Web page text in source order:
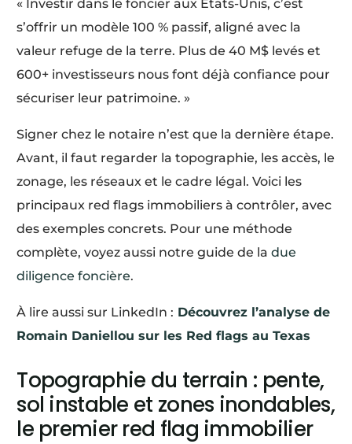
« Investir dans le foncier aux États-Unis, c’est
s’offrir un modèle 100 % passif, aligné avec la
valeur refuge de la terre. Plus de 40 M$ levés et
600+ investisseurs nous font déjà confiance pour
sécuriser leur patrimoine. »
Signer chez le notaire n’est que la dernière étape.
Avant, il faut regarder la topographie, les accès, le
zonage, les réseaux et le cadre légal. Voici les
principaux red flags immobiliers à contrôler, avec
des exemples concrets. Pour une méthode
complète, voyez aussi notre guide de ladue
diligence foncière.
À lire aussi sur LinkedIn : Découvrez l’analyse de
Romain Daniellou sur les Red flags au Texas
Topographie du terrain : pente,
sol instable et zones inondables,
le premier red flag immobilier